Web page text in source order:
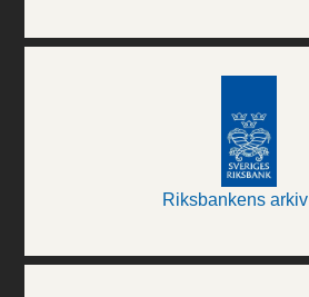
Riksbankens arkiv